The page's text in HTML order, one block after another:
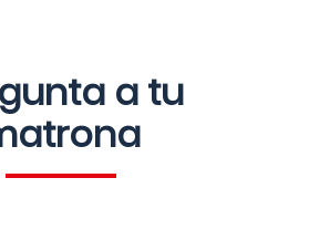
a tu